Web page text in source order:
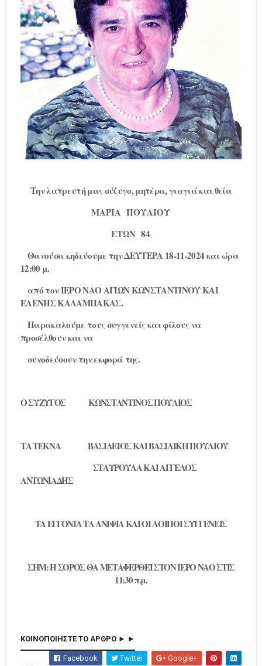
Την λατρευτή μας σύζυγο, μητέρα, γιαγιά και θεία
ΜΑΡΙΑ ΠΟΥΛΙΟΥ
ΕΤΩΝ 84
Θανούσα κηδεύουμε την ΔΕΥΤΕΡΑ 18-11-2024 και ώρα
12:00 μ.
από τον ΙΕΡΟ ΝΑΟ ΑΓΙΩΝ ΚΩΝΣΤΑΝΤΙΝΟΥ ΚΑΙ
ΕΛΕΝΗΣ ΚΑΛΑΜΠΑΚΑΣ.
Παρακαλούμε τους συγγενείς και φίλους να
προσέλθουν και να
συνοδεύσουν την εκφορά της.
Ο ΣΥΖΥΓΟΣ ΚΩΝΣΤΑΝΤΙΝΟΣ ΠΟΥΛΙΟΣ
ΤΑ ΤΕΚΝΑ
ΒΑΣΙΛΕΙΟΣ ΚΑΙ ΒΑΣΙΛΙΚΗ ΠΟΥΛΙΟΥ
ΣΤΑΥΡΟΥΛΑ ΚΑΙ ΑΓΓΕΛΟΣ
ΑΝΤΩΝΙΑΔΗΣ
ΤΑ ΕΓΓΟΝΙΑ ΤΑ ΑΝΙΨΙΑ ΚΑΙ ΟΙ ΛΟΙΠΟΙ ΣΥΓΓΕΝΕΙΣ
ΣΗΜ: Η ΣΟΡΟΣ ΘΑ ΜΕΤΑΦΕΡΘΕΙ ΣΤΟΝ ΙΕΡΟ ΝΑΟ ΣΤΙΣ
11:30 π.μ.
ΚΟΙΝΟΠΟΙΗΣΤΕ ΤΟ ΑΡΘΡΟ ► ►
Facebook Twitter Google+